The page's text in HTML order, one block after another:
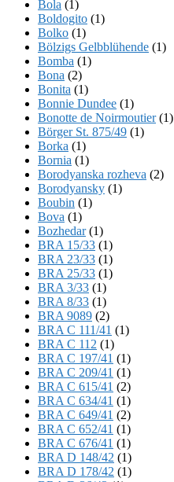
Bola (1)
Boldogito (1)
Bolko (1)
Bölzigs Gelbblühende (1)
Bomba (1)
Bona (2)
Bonita (1)
Bonnie Dundee (1)
Bonotte de Noirmoutier(1)
Börger St. 875/49 (1)
Borka (1)
Bornia (1)
Borodyanska rozheva (2)
Borodyansky (1)
Boubin (1)
Bova (1)
Bozhedar(1)
BRA 15/33 (1)
BRA 23/33 (1)
BRA 25/33 (1)
BRA 3/33 (1)
BRA 8/33 (1)
BRA 9089 (2)
BRA C 111/41 (1)
BRA C 112 (1)
BRA C 197/41 (1)
BRA C 209/41 (1)
BRA C 615/41 (2)
BRA C 634/41 (1)
BRA C 649/41 (2)
BRA C 652/41 (1)
BRA C 676/41 (1)
BRA D 148/42 (1)
BRA D 178/42 (1)